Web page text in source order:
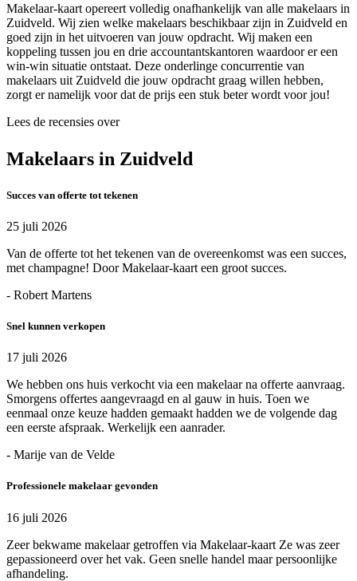
Makelaar-kaart opereert volledig onafhankelijk van alle makelaars in
Zuidveld. Wij zien welke makelaars beschikbaar zijn in Zuidveld en
goed zijn in het uitvoeren van jouw opdracht. Wij maken een
koppeling tussen jou en drie accountantskantoren waardoor er een
win-win situatie ontstaat. Deze onderlinge concurrentie van
makelaars uit Zuidveld die jouw opdracht graag willen hebben,
zorgt er namelijk voor dat de prijs een stuk beter wordt voor jou!
Lees de recensies over
Makelaars in Zuidveld
Succes van offerte tot tekenen
25 juli 2026
Van de offerte tot het tekenen van de overeenkomst was een succes,
met champagne! Door Makelaar-kaart een groot succes.
- Robert Martens
Snel kunnen verkopen
17 juli 2026
We hebben ons huis verkocht via een makelaar na offerte aanvraag.
Smorgens offertes aangevraagd en al gauw in huis. Toen we
eenmaal onze keuze hadden gemaakt hadden we de volgende dag
een eerste afspraak. Werkelijk een aanrader.
- Marije van de Velde
Professionele makelaar gevonden
16 juli 2026
Zeer bekwame makelaar getroffen via Makelaar-kaart Ze was zeer
gepassioneerd over het vak. Geen snelle handel maar persoonlijke
afhandeling.